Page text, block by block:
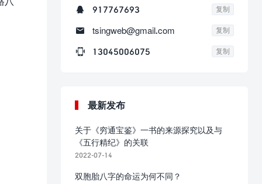
 917767693 复制
 tsingweb@gmail.com 复制
 13045006075 复制
最新发布
关于《穷通宝鉴》一书的来源探究以及与
《五行精纪》的关联
2022-07-14
双胞胎八字的命运为何不同？